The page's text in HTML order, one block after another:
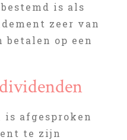
is als
zeer van
op een
is afgesproken
te zijn